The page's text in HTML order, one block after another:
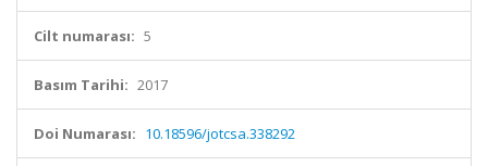
Cilt numarası: 5
Basım Tarihi: 2017
Doi Numarası: 10.18596/jotcsa.338292